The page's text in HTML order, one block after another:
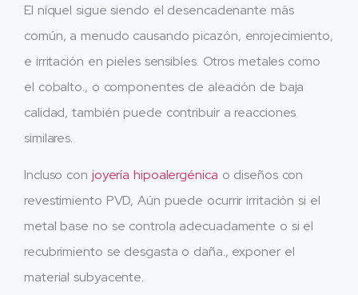
El níquel sigue siendo el desencadenante más
común, a menudo causando picazón, enrojecimiento,
e irritación en pieles sensibles. Otros metales como
el cobalto., o componentes de aleación de baja
calidad, también puede contribuir a reacciones
similares.
Incluso con joyería hipoalergénica o diseños con
revestimiento PVD, Aún puede ocurrir irritación si el
metal base no se controla adecuadamente o si el
recubrimiento se desgasta o daña., exponer el
material subyacente.